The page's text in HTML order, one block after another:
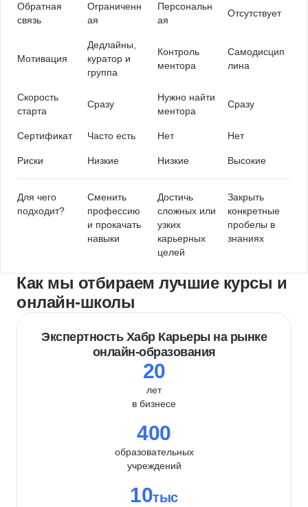
Обратная
связь
Ограниченн
ая
Персональн
ая
Отсутствует
Мотивация
Дедлайны,
куратор и
группа
Контроль
ментора
Самодисцип
лина
Скорость
старта
Сразу
Нужно найти
ментора
Сразу
Сертификат Часто есть Нет Нет
Риски Низкие Низкие Высокие
Для чего
подходит?
Сменить
профессию
и прокачать
навыки
Достичь
сложных или
узких
карьерных
целей
Закрыть
конкретные
пробелы в
знаниях
Как мы отбираем лучшие курсы и
онлайн-школы
Экспертность Хабр Карьеры на рынке
онлайн-образования
20
лет
в бизнесе
400
образовательных
учреждений
10тыс